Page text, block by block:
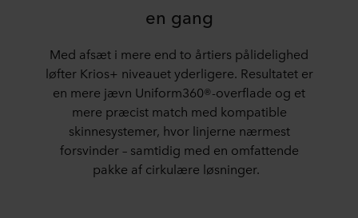
en gang
Med afsæt i mere end to årtiers pålidelighed
løfter Krios+ niveauet yderligere. Resultatet er
en mere jævn Uniform360®-overflade og et
mere præcist match med kompatible
skinnesystemer, hvor linjerne nærmest
forsvinder – samtidig med en omfattende
pakke af cirkulære løsninger.